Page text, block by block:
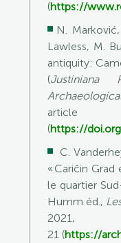
(https://
N. Marković
Lawless, M.
antiquity:
(Justiniana
(https://
C.
« Caričin Grad
le quartier
Humm éd.,
21 (https://